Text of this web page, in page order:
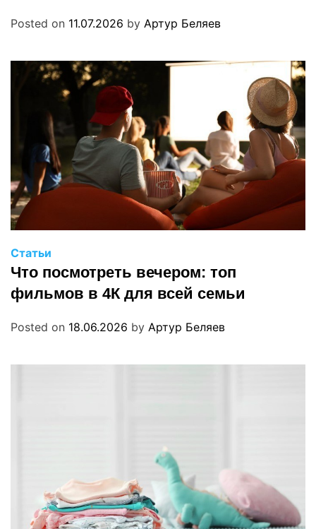
Posted on 11.07.2026 by Артур Беляев
Статьи
Что посмотреть вечером: топ
фильмов в 4К для всей семьи
Posted on 18.06.2026 by Артур Беляев